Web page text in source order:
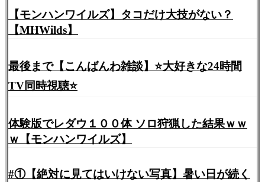
【モンハンワイルズ】タコだけ大技がない？
【MHWilds】
最後まで【こんばんわ雑談】⭐️大好きな24時間
TV同時視聴⭐️
体験版でレダウ１００体 ソロ狩猟した結果ｗｗ
ｗ【モンハンワイルズ】
#①【絶対に見てはいけない写真】暑い日が続く